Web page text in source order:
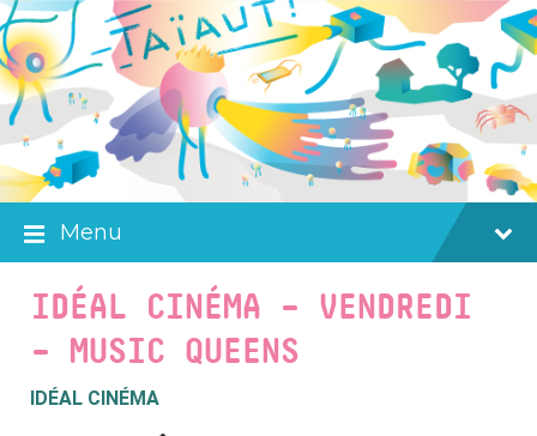
Skip
to
content
Skip
to
main
navigation
Skip
to
footer
Menu
IDÉAL CINÉMA – VENDREDI
– MUSIC QUEENS
IDÉAL CINÉMA